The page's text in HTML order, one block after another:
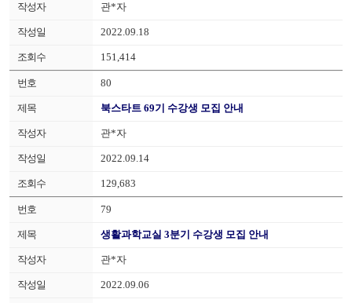
관*자
2022.09.18
151,414
80
북스타트 69기 수강생 모집 안내
관*자
2022.09.14
129,683
79
생활과학교실 3분기 수강생 모집 안내
관*자
2022.09.06